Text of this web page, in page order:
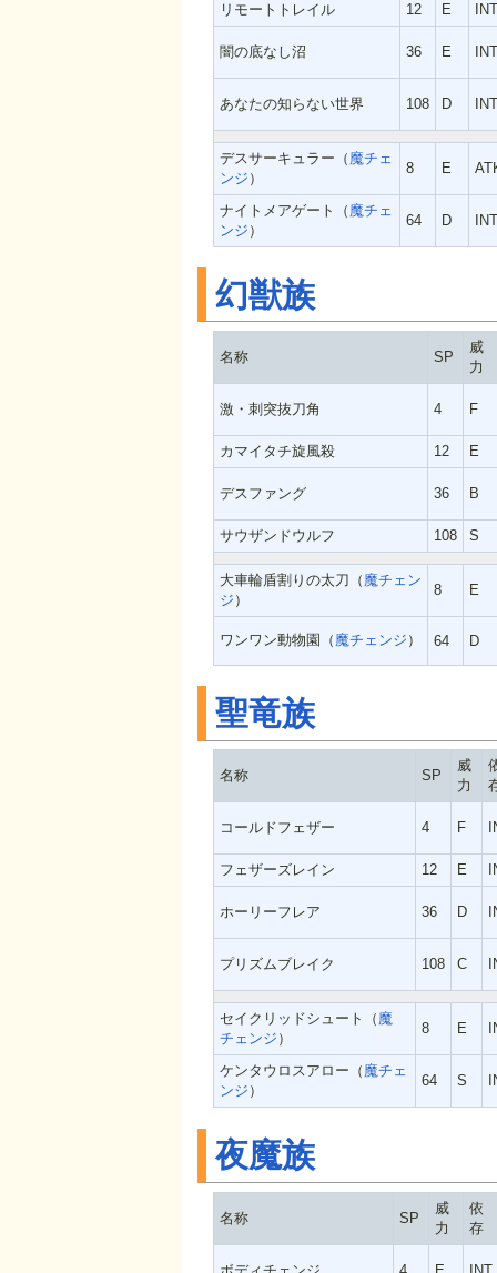
リモートトレイル 12 E INT
闇の底なし沼 36 E INT
あなたの知らない世界 108 D INT
デスサーキュラー（ 魔チェ
ンジ ）
8 E
ナイトメアゲート（ 魔チェ
ンジ ）
64 D INT
幻獣族
名称 SP
威
力
激・刺突抜刀角 4 F
カマイタチ旋風殺 12 E
デスファング 36 B
サウザンドウルフ 108 S
大車輪盾割りの太刀（ 魔チェン
ジ ）
8 E
ワンワン動物園（ 魔チェンジ ） 64 D
聖竜族
名称 SP
威
力
コールドフェザー 4 F
フェザーズレイン 12 E
ホーリーフレア 36 D
プリズムブレイク 108 C
セイクリッドシュート（ 魔
チェンジ ）
8 E
ケンタウロスアロー（ 魔チェ
ンジ ）
64 S
夜魔族
名称 SP
威
力
依
存